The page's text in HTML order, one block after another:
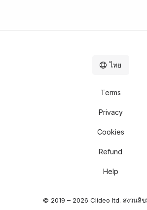
© 2019 – 2026 Clideo ltd. สงวนลิ
Terms
Privacy
Cookies
Refund
Help
ไทย